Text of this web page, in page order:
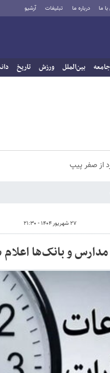
ما درباره ما تبلیغات آرشیو
جامعه بین‌الملل ورزش تاریخ
۲۷ شهریور ۱۴۰۴ - ۲۱:۳۰
و بانک‌ها